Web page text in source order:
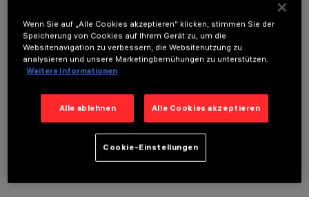
OPTIONALE KOMPONENTEN
Wenn Sie auf „Alle Cookies akzeptieren“ klicken, stimmen Sie der
Speicherung von Cookies auf Ihrem Gerät zu, um die
Websitenavigation zu verbessern, die Websitenutzung zu
analysieren und unsere Marketingbemühungen zu unterstützen.
Weitere Informationen
Alle ablehnen Alle Cookies akzeptieren
Cookie-Einstellungen